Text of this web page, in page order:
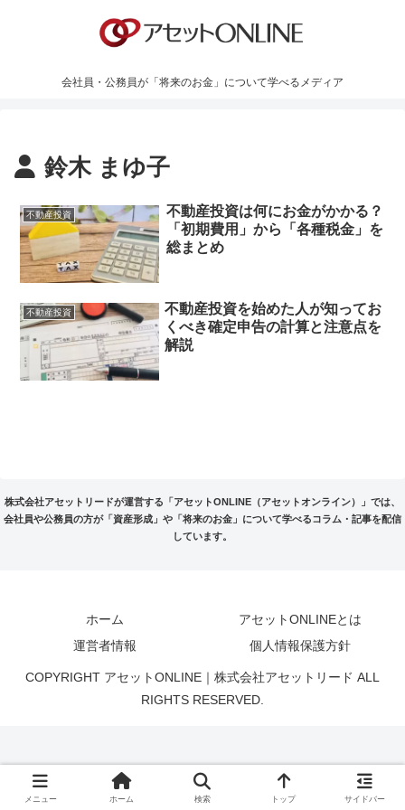
会社員・公務員が「将来のお金」について学べるメディア
鈴木 まゆ子
不動産投資
不動産投資は何にお金がかかる？
「初期費用」から「各種税金」を
総まとめ
不動産投資
不動産投資を始めた人が知ってお
くべき確定申告の計算と注意点を
解説
株式会社アセットリードが運営する「アセットONLINE（アセットオンライン）」では、
会社員や公務員の方が「資産形成」や「将来のお金」について学べるコラム・記事を配信
しています。
ホーム
アセットONLINEとは
運営者情報
個人情報保護方針
COPYRIGHT アセットONLINE｜株式会社アセットリード ALL
RIGHTS RESERVED.
メニュー ホーム 検索 トップ サイドバー